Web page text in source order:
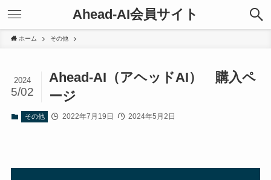
Ahead-AI会員サイト
ホーム その他
Ahead-AI（アヘッドAI） 購入ペ
ージ
2024
5/02
その他 2022年7月19日 2024年5月2日